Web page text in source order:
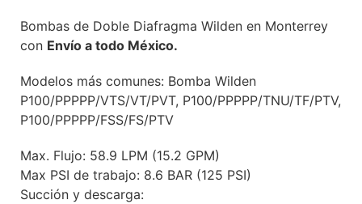
Bombas de Doble Diafragma Wilden en Monterrey
con Envío a todo México.
Modelos más comunes: Bomba Wilden
P100/PPPPP/VTS/VT/PVT, P100/PPPPP/TNU/TF/PTV,
P100/PPPPP/FSS/FS/PTV
Max. Flujo: 58.9 LPM (15.2 GPM)
Max PSI de trabajo: 8.6 BAR (125 PSI)
Succión y descarga: